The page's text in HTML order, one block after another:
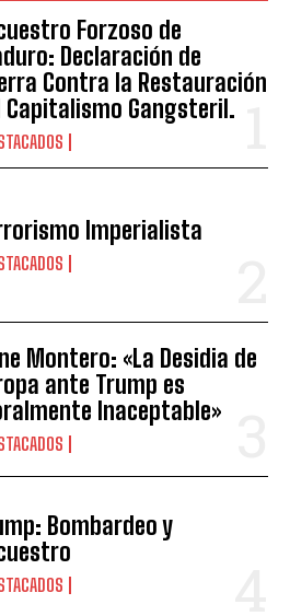
Forzoso de
Declaración de
Contra la Restauración
Capitalismo Gangsteril.
Imperialista
Montero: «La Desidia de
ante Trump es
Inaceptable»
Bombardeo y